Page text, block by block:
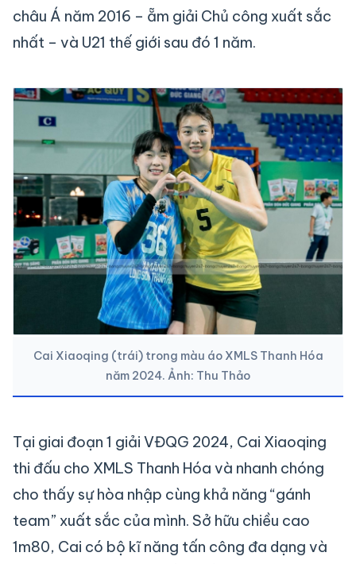
châu Á năm 2016 – ẵm giải Chủ công xuất sắc
nhất – và U21 thế giới sau đó 1 năm.
Cai Xiaoqing (trái) trong màu áo XMLS Thanh Hóa
năm 2024. Ảnh: Thu Thảo
Tại giai đoạn 1 giải VĐQG 2024, Cai Xiaoqing
thi đấu cho XMLS Thanh Hóa và nhanh chóng
cho thấy sự hòa nhập cùng khả năng “gánh
team” xuất sắc của mình. Sở hữu chiều cao
1m80, Cai có bộ kĩ năng tấn công đa dạng và